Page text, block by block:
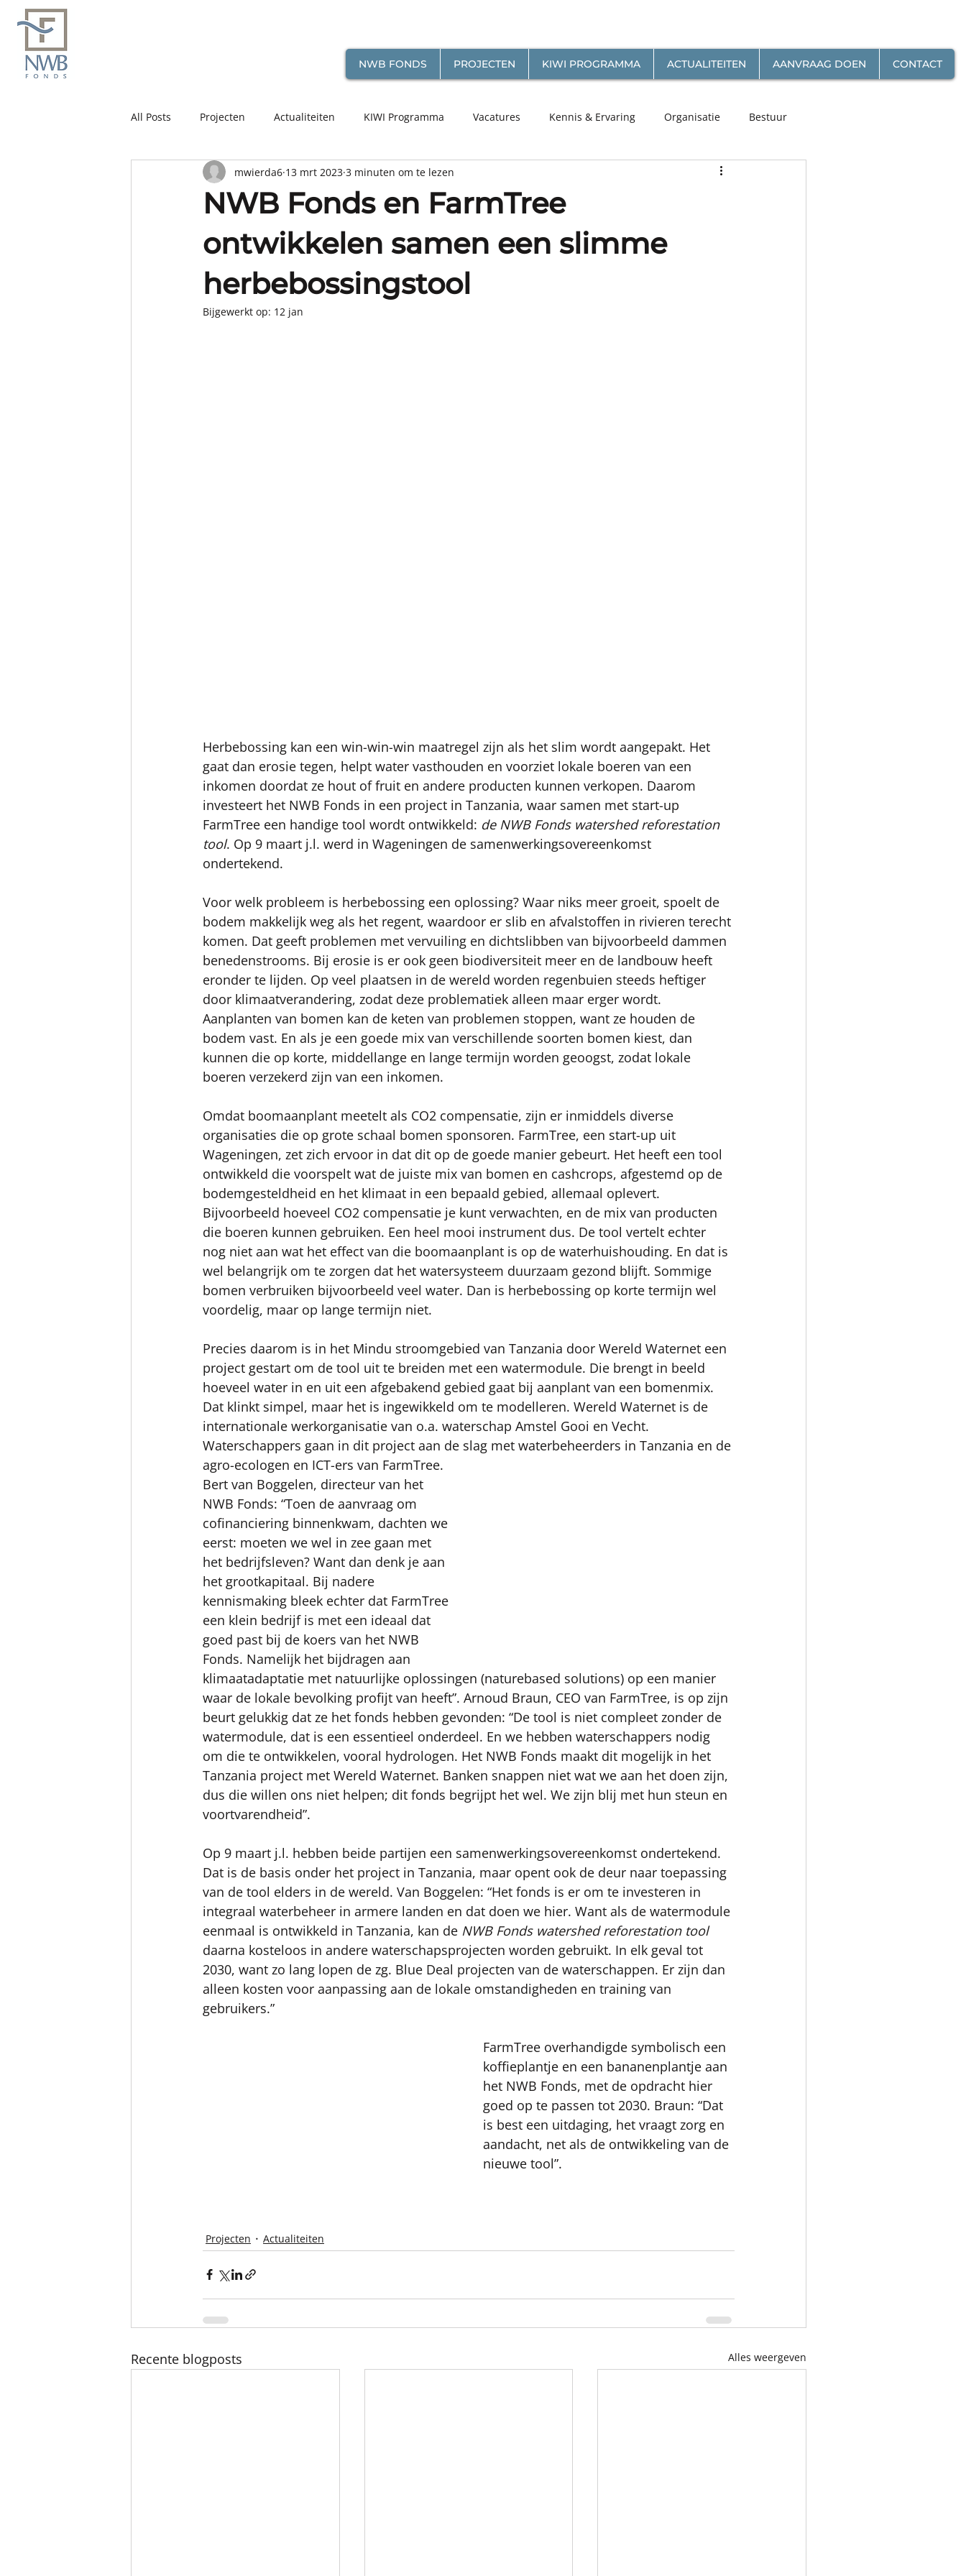
NWB FONDS PROJECTEN KIWI PROGRAMMA ACTUALITEITEN AANVRAAG DOEN CONTACT
All Posts Projecten Actualiteiten KIWI Programma Vacatures Kennis & Ervaring Organisatie Bestuur
NWB Fonds en FarmTree
ontwikkelen samen een slimme
herbebossingstool
mwierda6 13 mrt 2023 3 minuten om te lezen
Bijgewerkt op: 12 jan
Herbebossing kan een win-win-win maatregel zijn als het slim wordt aangepakt. Het
gaat dan erosie tegen, helpt water vasthouden en voorziet lokale boeren van een
inkomen doordat ze hout of fruit en andere producten kunnen verkopen. Daarom
investeert het NWB Fonds in een project in Tanzania, waar samen met start-up
FarmTree een handige tool wordt ontwikkeld: de NWB Fonds watershed reforestation
tool. Op 9 maart j.l. werd in Wageningen de samenwerkingsovereenkomst
ondertekend.
Voor welk probleem is herbebossing een oplossing? Waar niks meer groeit, spoelt de
bodem makkelijk weg als het regent, waardoor er slib en afvalstoffen in rivieren terecht
komen. Dat geeft problemen met vervuiling en dichtslibben van bijvoorbeeld dammen
benedenstrooms. Bij erosie is er ook geen biodiversiteit meer en de landbouw heeft
eronder te lijden. Op veel plaatsen in de wereld worden regenbuien steeds heftiger
door klimaatverandering, zodat deze problematiek alleen maar erger wordt.
Aanplanten van bomen kan de keten van problemen stoppen, want ze houden de
bodem vast. En als je een goede mix van verschillende soorten bomen kiest, dan
kunnen die op korte, middellange en lange termijn worden geoogst, zodat lokale
boeren verzekerd zijn van een inkomen.
Omdat boomaanplant meetelt als CO2 compensatie, zijn er inmiddels diverse
organisaties die op grote schaal bomen sponsoren. FarmTree, een start-up uit
Wageningen, zet zich ervoor in dat dit op de goede manier gebeurt. Het heeft een tool
ontwikkeld die voorspelt wat de juiste mix van bomen en cashcrops, afgestemd op de
bodemgesteldheid en het klimaat in een bepaald gebied, allemaal oplevert.
Bijvoorbeeld hoeveel CO2 compensatie je kunt verwachten, en de mix van producten
die boeren kunnen gebruiken. Een heel mooi instrument dus. De tool vertelt echter
nog niet aan wat het effect van die boomaanplant is op de waterhuishouding. En dat is
wel belangrijk om te zorgen dat het watersysteem duurzaam gezond blijft. Sommige
bomen verbruiken bijvoorbeeld veel water. Dan is herbebossing op korte termijn wel
voordelig, maar op lange termijn niet.
Precies daarom is in het Mindu stroomgebied van Tanzania door Wereld Waternet een
project gestart om de tool uit te breiden met een watermodule. Die brengt in beeld
hoeveel water in en uit een afgebakend gebied gaat bij aanplant van een bomenmix.
Dat klinkt simpel, maar het is ingewikkeld om te modelleren. Wereld Waternet is de
internationale werkorganisatie van o.a. waterschap Amstel Gooi en Vecht.
Waterschappers gaan in dit project aan de slag met waterbeheerders in Tanzania en de
agro-ecologen en ICT-ers van FarmTree.
Bert van Boggelen, directeur van het
NWB Fonds: “Toen de aanvraag om
cofinanciering binnenkwam, dachten we
eerst: moeten we wel in zee gaan met
het bedrijfsleven? Want dan denk je aan
het grootkapitaal. Bij nadere
kennismaking bleek echter dat FarmTree
een klein bedrijf is met een ideaal dat
goed past bij de koers van het NWB
Fonds. Namelijk het bijdragen aan
klimaatadaptatie met natuurlijke oplossingen (naturebased solutions) op een manier
waar de lokale bevolking profijt van heeft”. Arnoud Braun, CEO van FarmTree, is op zijn
beurt gelukkig dat ze het fonds hebben gevonden: “De tool is niet compleet zonder de
watermodule, dat is een essentieel onderdeel. En we hebben waterschappers nodig
om die te ontwikkelen, vooral hydrologen. Het NWB Fonds maakt dit mogelijk in het
Tanzania project met Wereld Waternet. Banken snappen niet wat we aan het doen zijn,
dus die willen ons niet helpen; dit fonds begrijpt het wel. We zijn blij met hun steun en
voortvarendheid”.
Op 9 maart j.l. hebben beide partijen een samenwerkingsovereenkomst ondertekend.
Dat is de basis onder het project in Tanzania, maar opent ook de deur naar toepassing
van de tool elders in de wereld. Van Boggelen: “Het fonds is er om te investeren in
integraal waterbeheer in armere landen en dat doen we hier. Want als de watermodule
eenmaal is ontwikkeld in Tanzania, kan de NWB Fonds watershed reforestation tool
daarna kosteloos in andere waterschapsprojecten worden gebruikt. In elk geval tot
2030, want zo lang lopen de zg. Blue Deal projecten van de waterschappen. Er zijn dan
alleen kosten voor aanpassing aan de lokale omstandigheden en training van
gebruikers.”
FarmTree overhandigde symbolisch een
koffieplantje en een bananenplantje aan
het NWB Fonds, met de opdracht hier
goed op te passen tot 2030. Braun: “Dat
is best een uitdaging, het vraagt zorg en
aandacht, net als de ontwikkeling van de
nieuwe tool”.
Projecten Actualiteiten
Recente blogposts Alles weergeven